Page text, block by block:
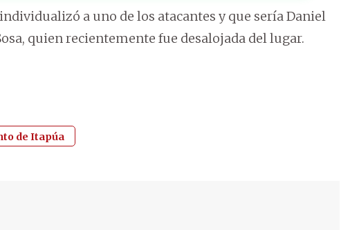
a uno de los atacantes y que sería Daniel
quien recientemente fue desalojada del lugar.
de Itapúa